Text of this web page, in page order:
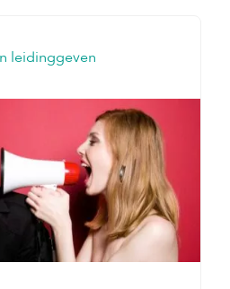
leidinggeven